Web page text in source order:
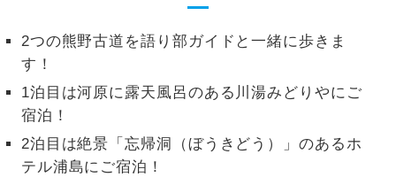
2つの熊野古道を語り部ガイドと一緒に歩きま
す！
1泊目は河原に露天風呂のある川湯みどりやにご
宿泊！
2泊目は絶景「忘帰洞（ぼうきどう）」のあるホ
テル浦島にご宿泊！
ホン
をじっくり聞くことができます。
1名様催行
1名様から出発可能な個人型プランで
2名様催行
2名様から出発可能な個人型プランで
す。